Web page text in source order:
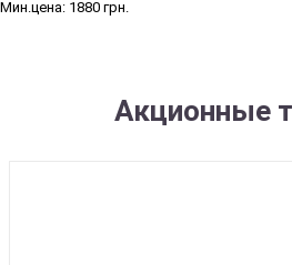
Мин.цена: 1880 грн.
Акционные